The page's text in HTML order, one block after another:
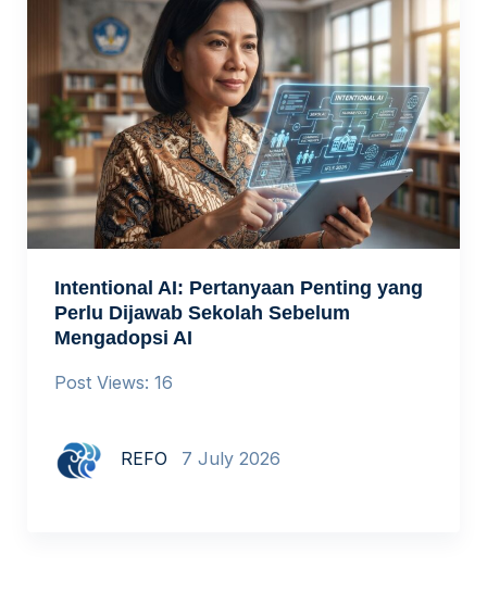
Intentional AI: Pertanyaan Penting yang
Perlu Dijawab Sekolah Sebelum
Mengadopsi AI
Post Views: 16
REFO 7 July 2026